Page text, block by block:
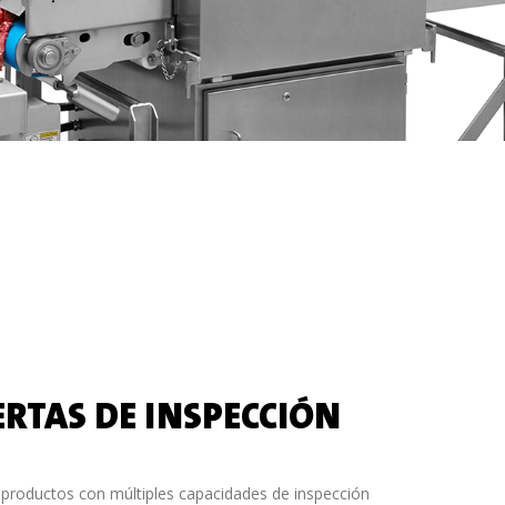
DE INSPECCIÓN
con múltiples capacidades de inspección